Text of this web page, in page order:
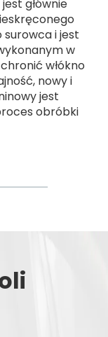
głównie
surowca i jest
w
włókno
nowy i
jest
obróbki